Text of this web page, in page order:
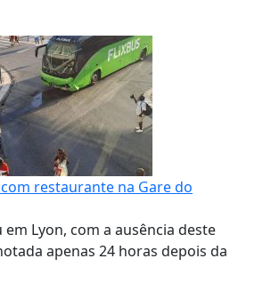
restaurante na Gare do
Lyon, com a ausência deste
apenas 24 horas depois da